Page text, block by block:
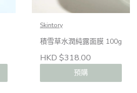
Skintory
積雪草水潤純露面膜 100g
HKD $318.00
預購